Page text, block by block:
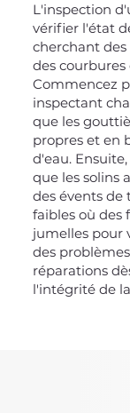
L'inspection
vérifier l'état
cherchant des
des
Commencez
inspectant
que les
propres et en
d'eau.
que les solins
des évents de
faibles où des
jumelles pour
des
réparations
l'intégrité de